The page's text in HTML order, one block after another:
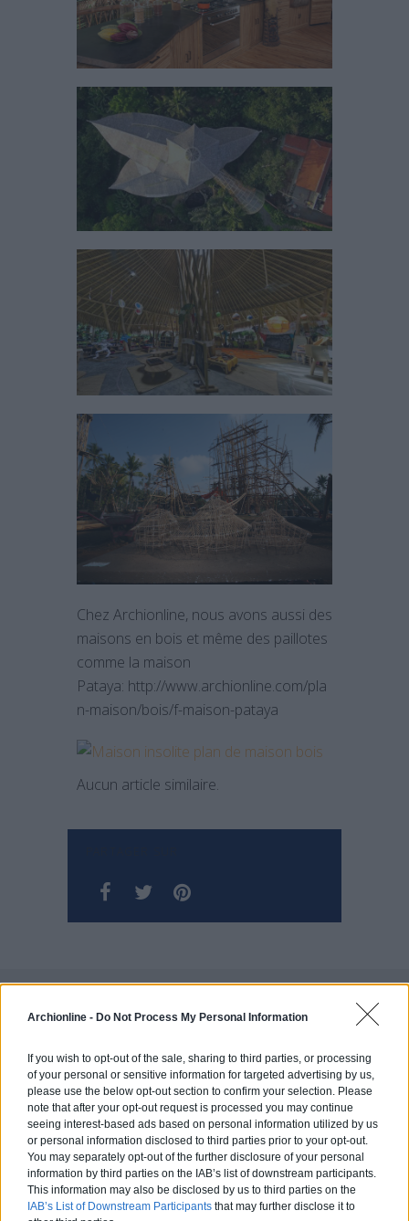
Archionline - Do Not Process My Personal Information
If you wish to opt-out of the sale, sharing to third parties, or processing
of your personal or sensitive information for targeted advertising by us,
please use the below opt-out section to confirm your selection. Please
note that after your opt-out request is processed you may continue
seeing interest-based ads based on personal information utilized by us
or personal information disclosed to third parties prior to your opt-out.
You may separately opt-out of the further disclosure of your personal
information by third parties on the IAB’s list of downstream participants.
This information may also be disclosed by us to third parties on the
IAB’s List of Downstream Participants that may further disclose it to
Chez Archionline, nous avons aussi des
maisons en bois et même des paillotes
comme la maison
Pataya: http://www.archionline.com/pla
n-maison/bois/f-maison-pataya
Aucun article similaire.
La structure en containers par James Whitaker !
Estimez gratuitement
votre projet